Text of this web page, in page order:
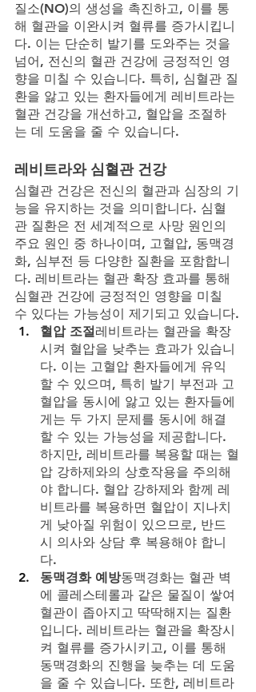
질소(NO)의 생성을 촉진하고, 이를 통
해 혈관을 이완시켜 혈류를 증가시킵니
다. 이는 단순히 발기를 도와주는 것을
넘어, 전신의 혈관 건강에 긍정적인 영
향을 미칠 수 있습니다. 특히, 심혈관 질
환을 앓고 있는 환자들에게 레비트라는
혈관 건강을 개선하고, 혈압을 조절하
는 데 도움을 줄 수 있습니다.
레비트라와 심혈관 건강
심혈관 건강은 전신의 혈관과 심장의 기
능을 유지하는 것을 의미합니다. 심혈
관 질환은 전 세계적으로 사망 원인의
주요 원인 중 하나이며, 고혈압, 동맥경
화, 심부전 등 다양한 질환을 포함합니
다. 레비트라는 혈관 확장 효과를 통해
심혈관 건강에 긍정적인 영향을 미칠
수 있다는 가능성이 제기되고 있습니다.
혈압 조절레비트라는 혈관을 확장
시켜 혈압을 낮추는 효과가 있습니
다. 이는 고혈압 환자들에게 유익
할 수 있으며, 특히 발기 부전과 고
혈압을 동시에 앓고 있는 환자들에
게는 두 가지 문제를 동시에 해결
할 수 있는 가능성을 제공합니다.
하지만, 레비트라를 복용할 때는 혈
압 강하제와의 상호작용을 주의해
야 합니다. 혈압 강하제와 함께 레
비트라를 복용하면 혈압이 지나치
게 낮아질 위험이 있으므로, 반드
시 의사와 상담 후 복용해야 합니
다.
동맥경화 예방동맥경화는 혈관 벽
에 콜레스테롤과 같은 물질이 쌓여
혈관이 좁아지고 딱딱해지는 질환
입니다. 레비트라는 혈관을 확장시
켜 혈류를 증가시키고, 이를 통해
동맥경화의 진행을 늦추는 데 도움
을 줄 수 있습니다. 또한, 레비트라